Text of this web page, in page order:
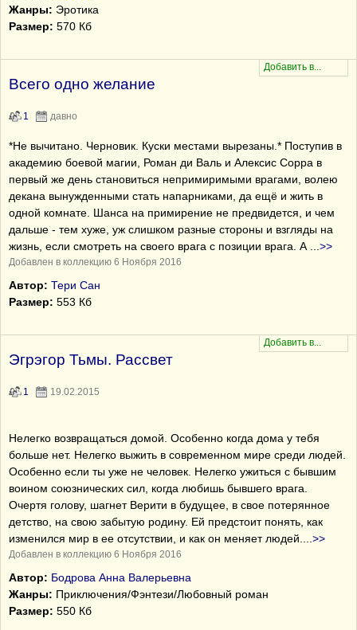
Жанры: Эротика
Размер: 570 Кб
Всего одно желание
1 давно
*Не вычитано. Черновик. Куски местами вырезаны.* Поступив в
академию боевой магии, Роман ди Валь и Алексис Сорра в
первый же день становиться непримиримыми врагами, волею
декана вынужденными стать напарниками, да ещё и жить в
одной комнате. Шанса на примирение не предвидется, и чем
дальше - тем хуже, уж слишком разные стороны и взгляды на
жизнь, если смотреть на своего врага с позиции врага. А
>>
Добавлен в коллекцию 6 Ноября 2016
Автор: Тери Сан
Размер: 553 Кб
Эгрэгор Тьмы. Рассвет
1 19.02.2015
Нелегко возвращаться домой. Особенно когда дома у тебя
больше нет. Нелегко выжить в современном мире среди людей.
Особенно если ты уже не человек. Нелегко ужиться с бывшим
воином союзнических сил, когда любишь бывшего врага.
Очертя голову, шагнет Верити в будущее, в свое потерянное
детство, на свою забытую родину. Ей предстоит понять, как
изменился мир в ее отсутствии, и как он меняет людей.
>>
Добавлен в коллекцию 6 Ноября 2016
Автор: Бодрова Анна Валерьевна
Жанры: Приключения/Фэнтези/Любовный роман
Размер: 550 Кб